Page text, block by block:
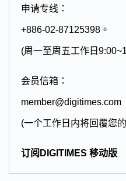
申请专线：
+886-02-87125398。
(周一至周五工作日
会员信箱：
member@digitimes.com
(一个工作日内将回覆您
订阅DIGITIMES 移动版